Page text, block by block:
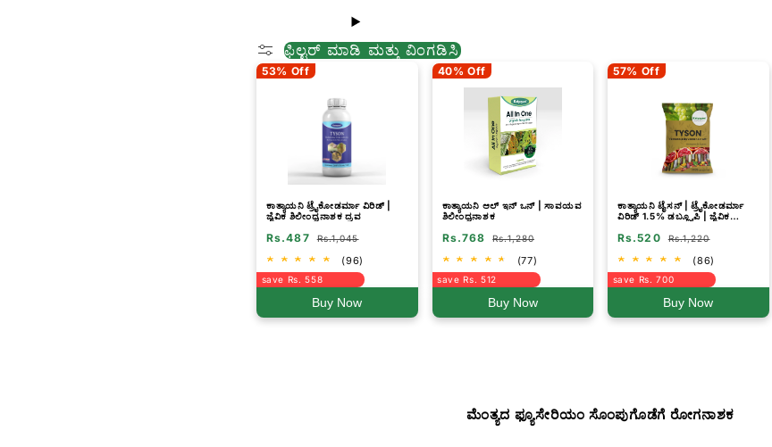
ಫಿಲ್ಟರ್ ಮಾಡಿ ಮತ್ತು ವಿಂಗಡಿಸಿ
53% Off
ಕಾತ್ಯಾಯನಿ ಟ್ರೈಕೋಡರ್ಮಾ ವಿರಿಡ್ |
ಜೈವಿಕ ಶಿಲೀಂಧ್ರನಾಶಕ ದ್ರವ
Rs.487 Rs.1,045
(96)
save Rs. 558
Buy Now
40% Off
ಕಾತ್ಯಾಯನಿ ಆಲ್ ಇನ್ ಒನ್ | ಸಾವಯವ
ಶಿಲೀಂಧ್ರನಾಶಕ
Rs.768 Rs.1,280
(77)
save Rs. 512
Buy Now
57% Off
ಕಾತ್ಯಾಯನಿ ಟೈಸನ್ | ಟ್ರೈಕೋಡರ್ಮಾ
ವಿರಿಡ್ 1.5% ಡಬ್ಲ್ಯೂಪಿ | ಜೈವಿಕ
Rs.520 Rs.1,220
(86)
save Rs. 700
Buy Now
ಮೆಂತ್ಯದ ಫ್ಯೂಸೇರಿಯಂ ಸೊಂಪುಗೊಡೆಗೆ ರೋಗನಾಶಕ